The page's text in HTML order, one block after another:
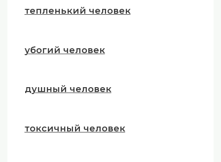
тепленький человек
убогий человек
душный человек
токсичный человек